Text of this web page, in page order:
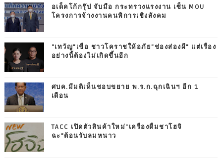
อเด็คโก้กรุ๊ป จับมือ กระทรวงแรงงาน เซ็น MOU
โครงการจ้างงานคนพิการเชิงสังคม
"เทวัญ"เชื่อ ชาวโคราชให้อภัย"ช่องส่องผี" แต่เรื่อง
อย่างนี้ต้องไม่เกิดขึ้นอีก
ศบค.มีมติเห็นชอบขยาย พ.ร.ก.ฉุกเฉินฯ อีก 1
เดือน
TACC เปิดตัวสินค้าใหม่"เครื่องดื่มชาโฮจิ
ฉะ"ต้อนรับลมหนาว